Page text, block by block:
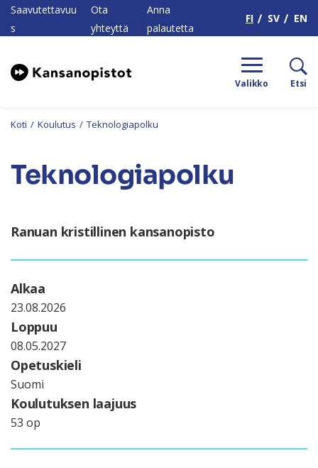
Saavutettavuu
s
Ota
yhteyttä
Anna
palautetta
FI SV EN
Valikko Etsi
Koti / Koulutus / Teknologiapolku
Teknologiapolku
Ranuan kristillinen kansanopisto
Alkaa
23.08.2026
Loppuu
08.05.2027
Opetuskieli
Suomi
Koulutuksen laajuus
53 op